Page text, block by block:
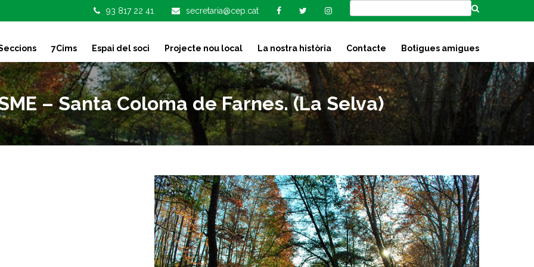
93 817 22 41 secretaria@cep.cat
7Cims Espai del soci Projecte nou local La nostra història Contacte Botigues amigues
– Santa Coloma de Farnes. (La Selva)